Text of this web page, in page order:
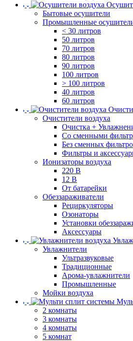
Бытовые осушители
Промышленные
< 30 литров
50 литров
70 литров
80 литров
90 литров
100 литров
> 100 литров
40 литров
60 литров
Очистители воздуха
Очистка +
Cо сменными
Без сменных
Фильтры и
Ионизаторы воздуха
220 В
12 В
От батарейки
Обеззараживатели
Рециркуляторы
Озонаторы
Установки
Аксессуары
Увлажнители
Ультразвуковые
Традиционные
Арома-увлажнители
Промышленные
Мойки воздуха
2 комнаты
3 комнаты
4 комнаты
5 комнат